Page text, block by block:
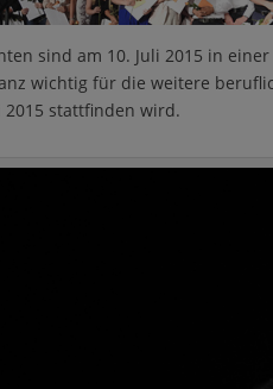
sind am 10. Juli 2015 in
wichtig für die weitere
stattfinden wird.